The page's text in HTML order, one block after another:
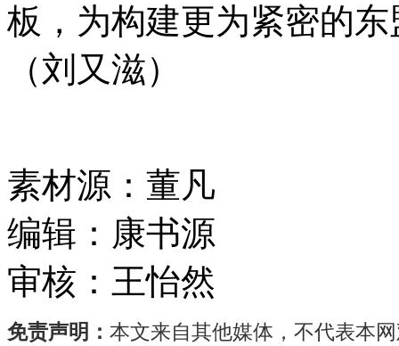
板，为构建更为紧密的
（刘又滋）
素材源： 董凡
编辑： 康书源
审核： 王怡然
免责声明： 本文来自其他媒体，不代表本